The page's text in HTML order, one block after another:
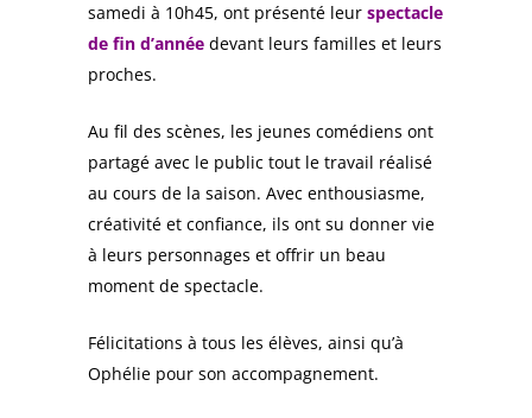
samedi à 10h45, ont présenté leur spectacle
de fin d’année devant leurs familles et leurs
proches.
Au fil des scènes, les jeunes comédiens ont
partagé avec le public tout le travail réalisé
au cours de la saison. Avec enthousiasme,
créativité et confiance, ils ont su donner vie
à leurs personnages et offrir un beau
moment de spectacle.
Félicitations à tous les élèves, ainsi qu’à
Ophélie pour son accompagnement.